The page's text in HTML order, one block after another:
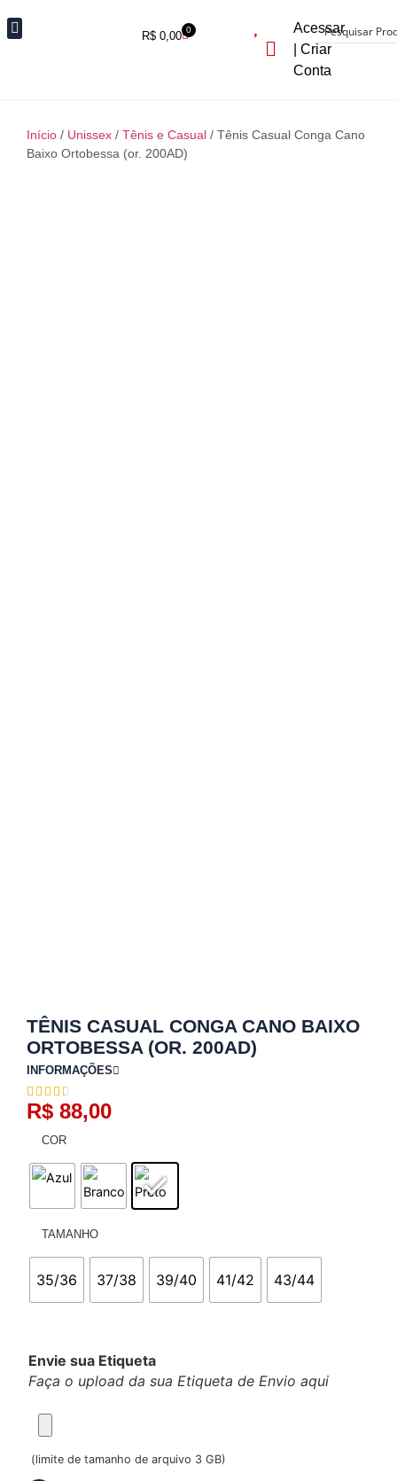
R$ 0,00 0
Acessar
| Criar
Conta
Início / Unissex /Tênis e Casual / Tênis Casual Conga Cano
Baixo Ortobessa (or. 200AD)
TÊNIS CASUAL CONGA CANO BAIXO
ORTOBESSA (OR. 200AD)
INFORMAÇÕES
R$ 88,00
COR
TAMANHO
35/36 37/38 39/40 41/42 43/44
Envie sua Etiqueta
Faça o upload da sua Etiqueta de Envio aqui
(limite de tamanho de arquivo 3 GB)